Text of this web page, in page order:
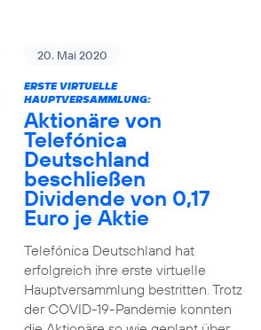
20. Mai 2020
ERSTE VIRTUELLE
HAUPTVERSAMMLUNG:
Aktionäre von
Telefónica
Deutschland
beschließen
Dividende von 0,17
Euro je Aktie
Telefónica Deutschland hat
erfolgreich ihre erste virtuelle
Hauptversammlung bestritten. Trotz
der COVID-19-Pandemie konnten